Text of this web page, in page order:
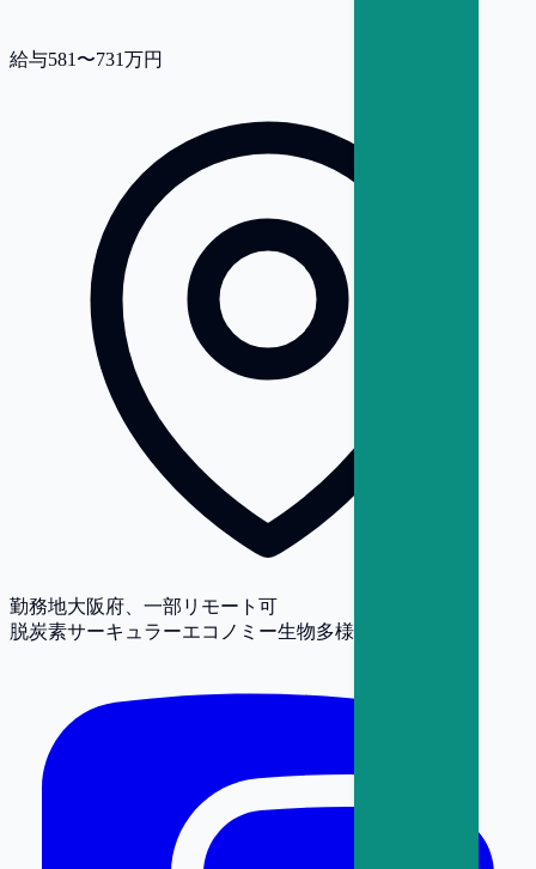
給与581〜731万円
勤務地大阪府、一部リモート可
脱炭素サーキュラーエコノミー生物多様性